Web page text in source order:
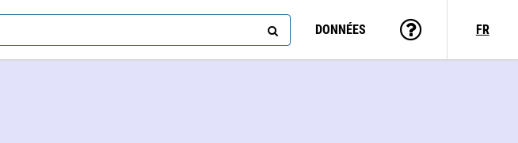
DONNÉES FR